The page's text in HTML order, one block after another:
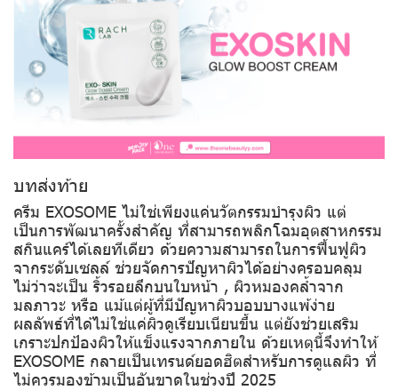
บทส่งท้าย
ครีม EXOSOME ไม่ใช่เพียงแค่นวัตกรรมบำรุงผิว แต่
เป็นการพัฒนาครั้งสำคัญ ที่สามารถพลิกโฉมอุตสาหกรรม
สกินแคร์ได้เลยทีเดียว ด้วยความสามารถในการฟื้นฟูผิว
จากระดับเซลล์ ช่วยจัดการปัญหาผิวได้อย่างครอบคลุม
ไม่ว่าจะเป็น ริ้วรอยลึกบนใบหน้า , ผิวหมองคล้ำจาก
มลภาวะ หรือ แม้แต่ผู้ที่มีปัญหาผิวบอบบางแพ้ง่าย
ผลลัพธ์ที่ได้ไม่ใช่แค่ผิวดูเรียบเนียนขึ้น แต่ยังช่วยเสริม
เกราะปกป้องผิวให้แข็งแรงจากภายใน ด้วยเหตุนี้จึงทำให้
EXOSOME กลายเป็นเทรนด์ยอดฮิตสำหรับการดูแลผิว ที่
ไม่ควรมองข้ามเป็นอันขาดในช่วงปี 2025